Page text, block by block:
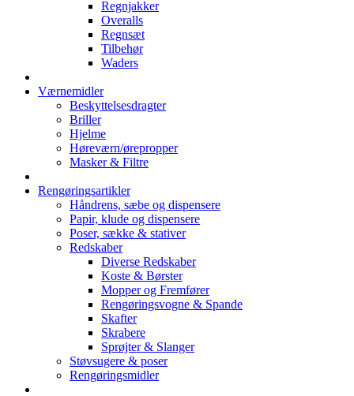
Regnjakker
Overalls
Regnsæt
Tilbehør
Waders
Værnemidler
Beskyttelsesdragter
Briller
Hjelme
Høreværn/ørepropper
Masker & Filtre
Rengøringsartikler
Håndrens, sæbe og dispensere
Papir, klude og dispensere
Poser, sække & stativer
Redskaber
Diverse Redskaber
Koste & Børster
Mopper og Fremfører
Rengøringsvogne & Spande
Skafter
Skrabere
Sprøjter & Slanger
Støvsugere & poser
Rengøringsmidler